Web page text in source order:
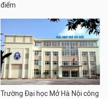
điểm
Trường Đại học Mở Hà Nội công